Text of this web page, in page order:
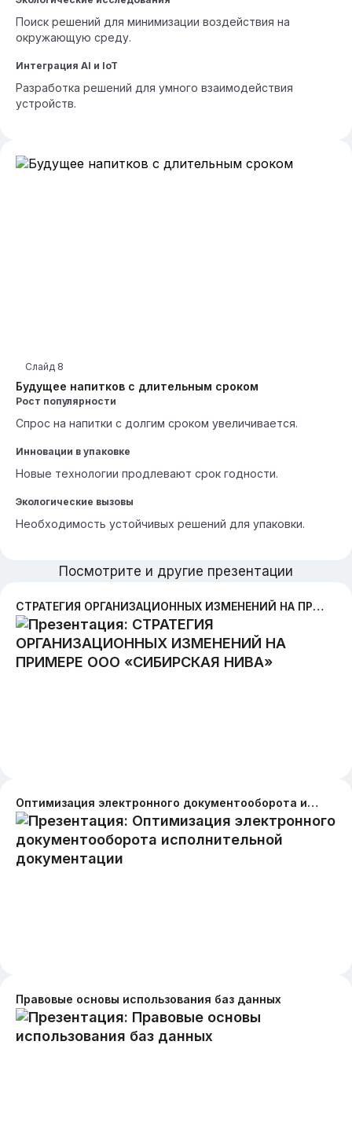
Поиск решений для минимизации воздействия на
окружающую среду.
Интеграция AI и IoT
Разработка решений для умного взаимодействия
устройств.
Будущее напитков с длительным сроком
Слайд 8
Рост популярности
Спрос на напитки с долгим сроком увеличивается.
Инновации в упаковке
Новые технологии продлевают срок годности.
Экологические вызовы
Необходимость устойчивых решений для упаковки.
Посмотрите и другие презентации
СТРАТЕГИЯ ОРГАНИЗАЦИОННЫХ ИЗМЕНЕНИЙ НА ПРИМЕРЕ ООО «СИБИРСКАЯ НИВА»
Оптимизация электронного документооборота исполнительной документации
Правовые основы использования баз данных